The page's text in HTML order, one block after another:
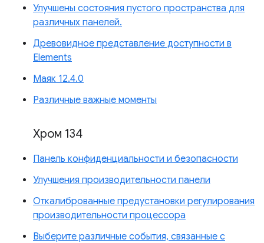
Улучшены состояния пустого пространства для
различных панелей.
Древовидное представление доступности в
Elements
Маяк 12.4.0
Различные важные моменты
Хром 134
Панель конфиденциальности и безопасности
Улучшения производительности панели
Откалиброванные предустановки регулирования
производительности процессора
Выберите различные события, связанные с